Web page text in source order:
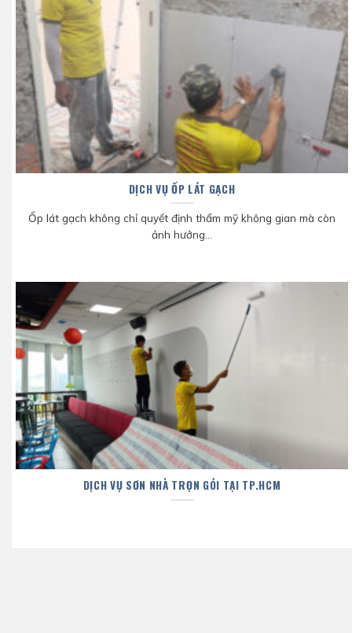
DỊCH VỤ ỐP LÁT GẠCH
Ốp lát gạch không chỉ quyết định thẩm mỹ không gian mà còn
ảnh hưởng...
DỊCH VỤ SƠN NHÀ TRỌN GÓI TẠI TP.HCM